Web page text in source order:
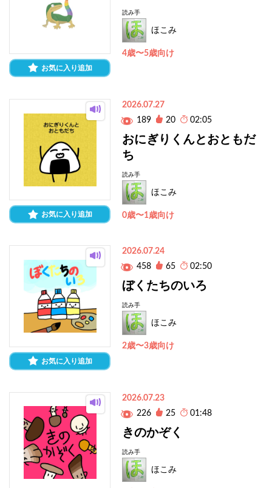
お気に入り追加
読み手
ほこみ
4歳〜5歳向け
お気に入り追加
2026.07.27
189
20 02:05
おにぎりくんとおともだ
ち
読み手
ほこみ
0歳〜1歳向け
お気に入り追加
2026.07.24
458
65 02:50
ぼくたちのいろ
読み手
ほこみ
2歳〜3歳向け
2026.07.23
226
25 01:48
きのかぞく
読み手
ほこみ